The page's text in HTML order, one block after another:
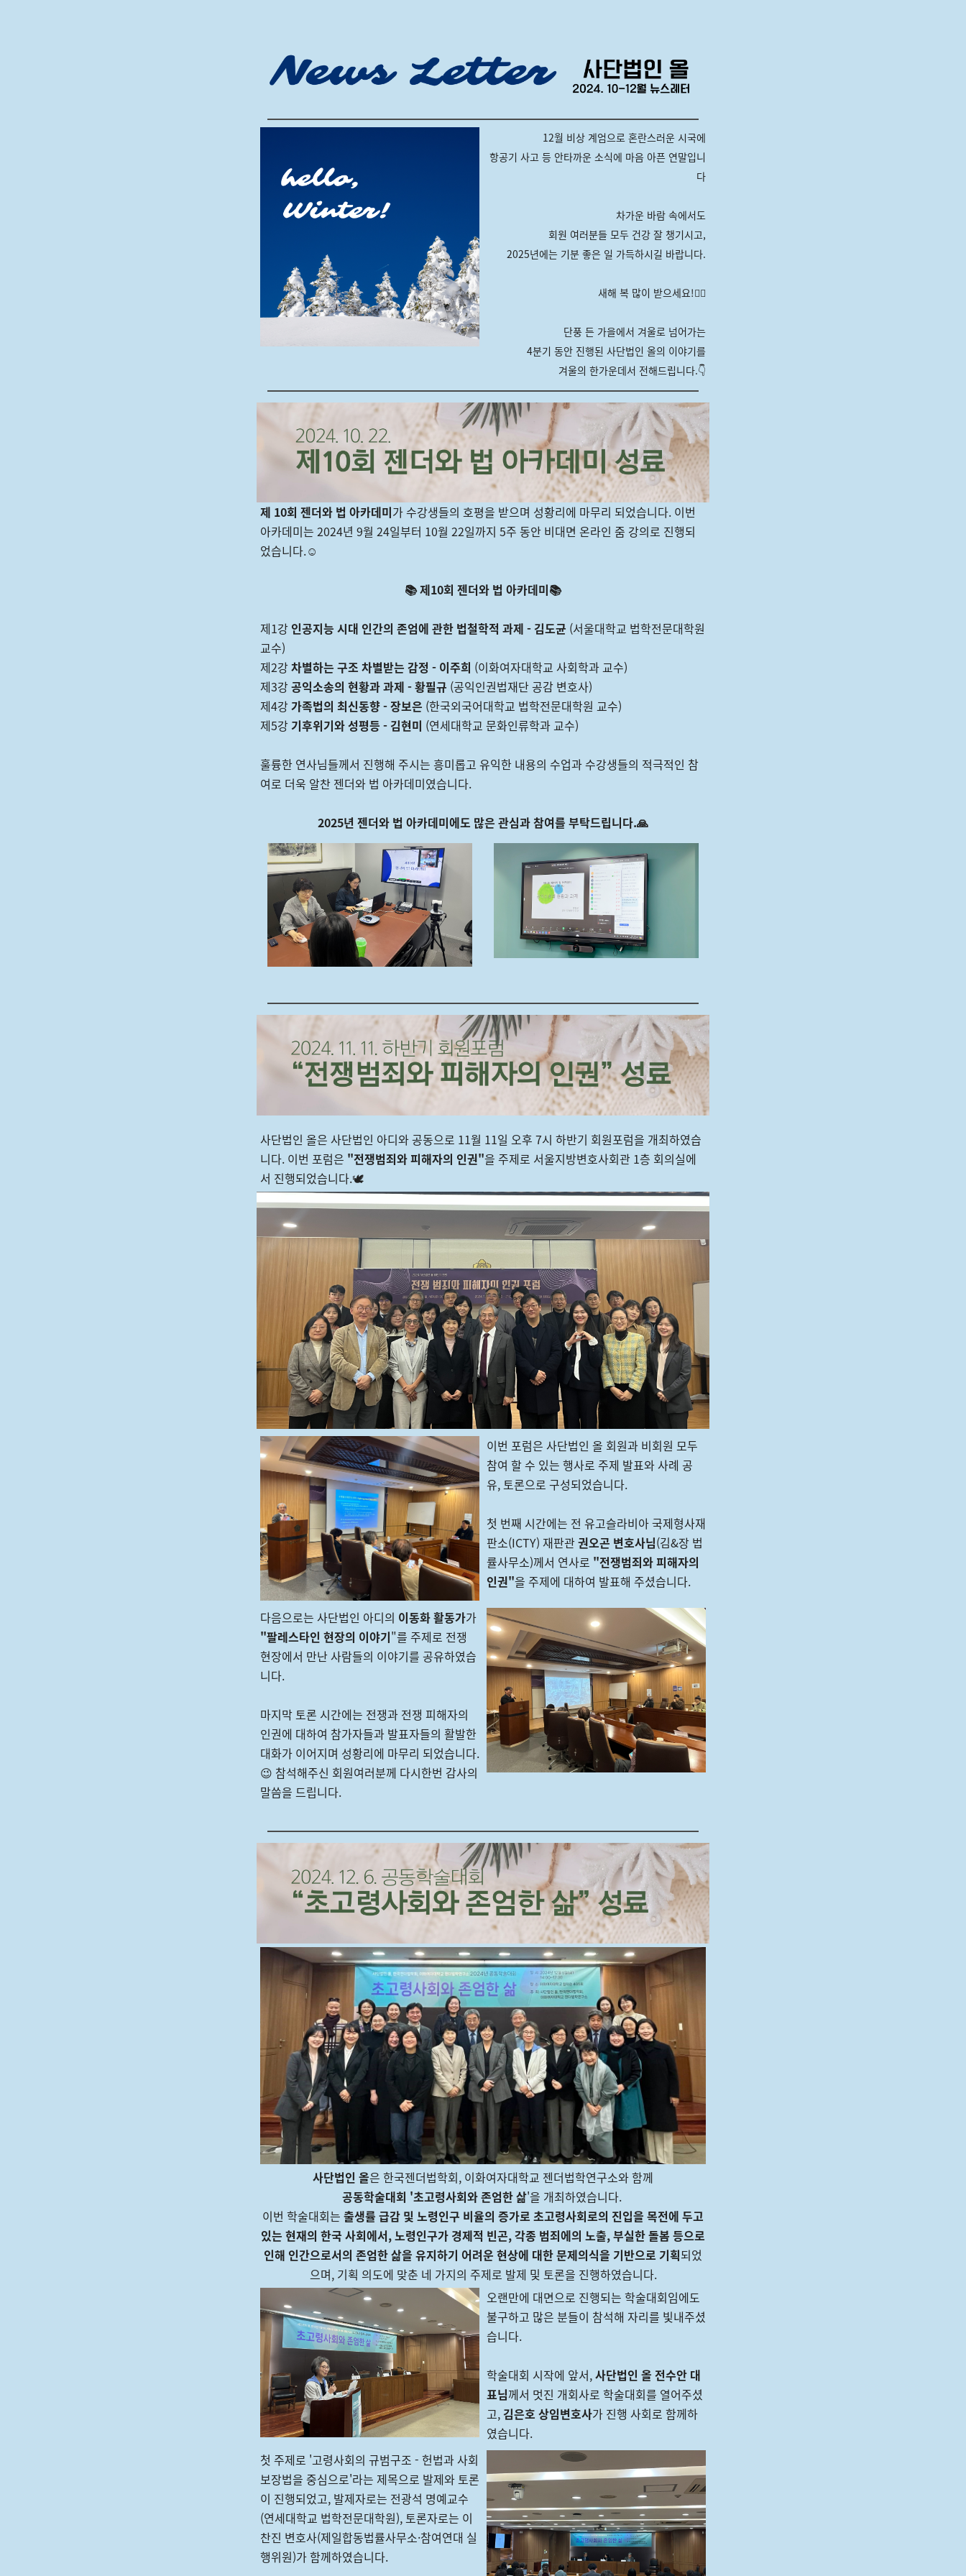
12월 비상 계엄으로 혼란스러운 시국에
항공기 사고 등 안타까운 소식에 마음 아픈 연말입니
다
차가운 바람 속에서도
회원 여러분들 모두 건강 잘 챙기시고,
2025년에는 기분 좋은 일 가득하시길 바랍니다.
새해 복 많이 받으세요!🙇‍♀️
단풍 든 가을에서 겨울로 넘어가는
4분기 동안 진행된 사단법인 올의 이야기를
겨울의 한가운데서 전해드립니다.👇
제 10회 젠더와 법 아카데미가 수강생들의 호평을 받으며 성황리에 마무리 되었습니다. 이번
아카데미는 2024년 9월 24일부터 10월 22일까지 5주 동안 비대면 온라인 줌 강의로 진행되
었습니다.☺️
📚 제10회 젠더와 법 아카데미📚
제1강 인공지능 시대 인간의 존엄에 관한 법철학적 과제 - 김도균 (서울대학교 법학전문대학원
교수)
제2강차별하는 구조 차별받는 감정 - 이주희 (이화여자대학교 사회학과 교수)
제3강공익소송의 현황과 과제 - 황필규 (공익인권법재단 공감 변호사)
제4강가족법의 최신동향 - 장보은 (한국외국어대학교 법학전문대학원 교수)
제5강 기후위기와 성평등 - 김현미 (연세대학교 문화인류학과 교수)
훌륭한 연사님들께서 진행해 주시는 흥미롭고 유익한 내용의 수업과 수강생들의 적극적인 참
여로 더욱 알찬 젠더와 법 아카데미였습니다.
2025년 젠더와 법 아카데미에도 많은 관심과 참여를 부탁드립니다.🙏
사단법인 올은 사단법인 아디와 공동으로 11월 11일 오후 7시 하반기 회원포럼을 개최하였습
니다. 이번 포럼은 "전쟁범죄와 피해자의 인권"을 주제로 서울지방변호사회관 1층 회의실에
서 진행되었습니다.🕊️
이번 포럼은 사단법인 올 회원과 비회원 모두
참여 할 수 있는 행사로 주제 발표와 사례 공
유, 토론으로 구성되었습니다.
첫 번째 시간에는 전 유고슬라비아 국제형사재
판소(ICTY) 재판관권오곤 변호사님(김&장 법
률사무소)께서 연사로 "전쟁범죄와 피해자의
인권"을 주제에 대하여 발표해 주셨습니다.
다음으로는 사단법인 아디의 이동화 활동가가
"팔레스타인 현장의 이야기"를 주제로 전쟁
현장에서 만난 사람들의 이야기를 공유하였습
니다.
마지막 토론 시간에는 전쟁과 전쟁 피해자의
인권에 대하여 참가자들과 발표자들의 활발한
대화가 이어지며 성황리에 마무리 되었습니다.
😉 참석해주신 회원여러분께 다시한번 감사의
말씀을 드립니다.
사단법인 올은 한국젠더법학회, 이화여자대학교 젠더법학연구소와 함께
공동학술대회 '초고령사회와 존엄한 삶'을 개최하였습니다.
이번 학술대회는 출생률 급감 및 노령인구 비율의 증가로 초고령사회로의 진입을 목전에 두고
있는 현재의 한국 사회에서,노령인구가 경제적 빈곤, 각종 범죄에의 노출, 부실한 돌봄 등으로
인해 인간으로서의 존엄한 삶을 유지하기 어려운 현상에 대한 문제의식을 기반으로 기획되었
으며, 기획 의도에 맞춘 네 가지의 주제로 발제 및 토론을 진행하였습니다.
오랜만에 대면으로 진행되는 학술대회임에도
불구하고 많은 분들이 참석해 자리를 빛내주셨
습니다.
학술대회 시작에 앞서,사단법인 올 전수안 대
표님께서 멋진 개회사로 학술대회를 열어주셨
고, 김은호 상임변호사가 진행 사회로 함께하
였습니다.
첫 주제로 '고령사회의 규범구조 - 헌법과 사회
보장법을 중심으로'라는 제목으로 발제와 토론
이 진행되었고, 발제자로는 전광석 명예교수
(연세대학교 법학전문대학원), 토론자로는 이
찬진 변호사(제일합동법률사무소·참여연대 실
행위원)가 함께하였습니다.